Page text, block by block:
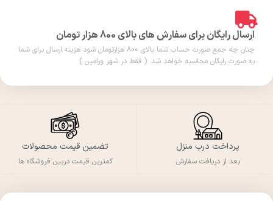
ارسال رایگان برای سفارش های بالای 800 هزار تومان
چنان چه جمع صورت حساب شما بالای 800 هزارتومان شود هزینه ارسال برای شما
به صورت رایگان محاسبه خواهد شد. ( فقط در شهر ورامین )
پرداخت درب منزل
بعد از دریافت سفارش
تضمین قیمت محصولات
کمترین قیمت دربین فروشگاه ها